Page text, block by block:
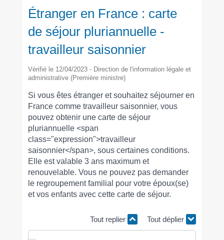
Étranger en France : carte
de séjour pluriannuelle -
travailleur saisonnier
Vérifié le 12/04/2023 - Direction de l'information légale et
administrative (Première ministre)
Si vous êtes étranger et souhaitez séjourner en
France comme travailleur saisonnier, vous
pouvez obtenir une carte de séjour
pluriannuelle <span
class="expression">travailleur
saisonnier</span>, sous certaines conditions.
Elle est valable 3 ans maximum et
renouvelable. Vous ne pouvez pas demander
le regroupement familial pour votre époux(se)
et vos enfants avec cette carte de séjour.
Tout replier Tout déplier